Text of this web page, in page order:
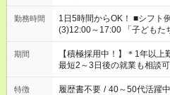
勤務時間
1日5時間からOK！ ■シフト例 (1)8:00～13:00 (2)10:00～15:00
(3)12:00～17:00 「子どもたちが学校に行く間だけ働きたい」
「余裕を持って夕飯の準備
はプライベートの時間にし
いね。 ※Wワーク希望の方へ 今ご覧のお仕事で希望する勤務時
間と、もう1つのお仕事の勤
場合は応募できません。
期間
【積極採用中！】＊1年以
最短2～3日後の就業も相談可
特徴 履歴書不要 / 40～50代活躍中